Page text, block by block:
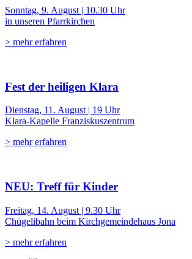
Sonntag, 9. August | 10.30 Uhr
in unseren Pfarrkirchen
> mehr erfahren
Fest der heiligen Klara
Dienstag, 11. August | 19 Uhr
Klara-Kapelle Franziskuszentrum
> mehr erfahren
NEU: Treff für Kinder
Freitag, 14. August | 9.30 Uhr
Chügelibahn beim Kirchgemeindehaus Jona
> mehr erfahren